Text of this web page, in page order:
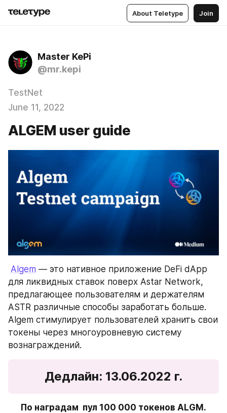
About Teletype Join
Master KePi
@mr.kepi
TestNet
June 11, 2022
ALGEM user guide
Algem — это нативное приложение DeFi dApp
для ликвидных ставок поверх Astar Network,
предлагающее пользователям и держателям
ASTR различные способы заработать больше.
Algem стимулирует пользователей хранить свои
токены через многоуровневую систему
вознаграждений.
Дедлайн: 13.06.2022 г.
По наградам  пул 100 000 токенов ALGM.